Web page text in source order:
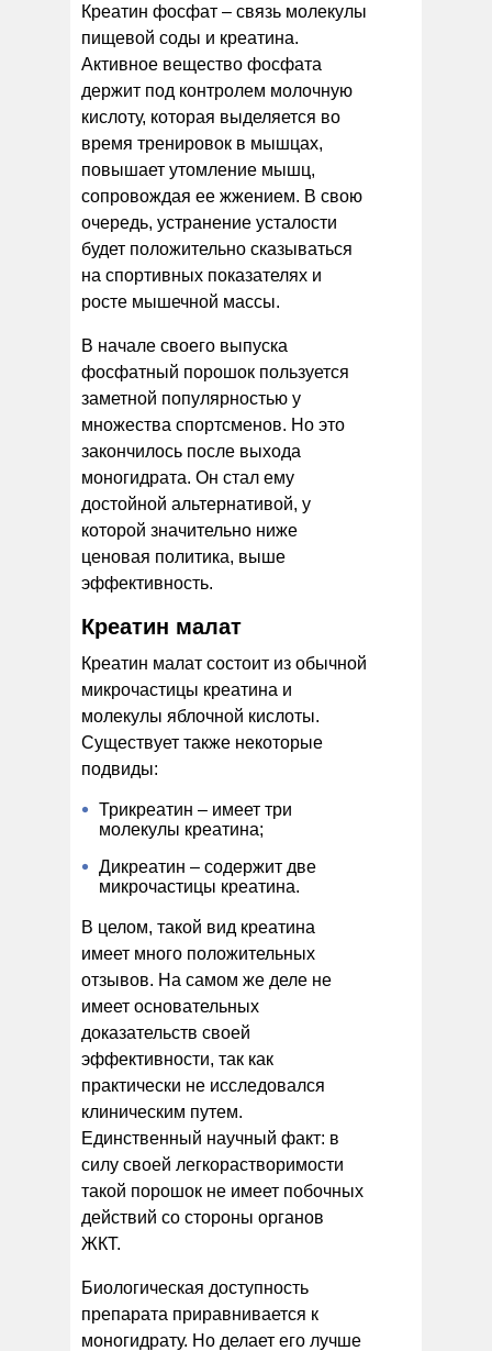
Креатин фосфат – связь молекулы
пищевой соды и креатина.
Активное вещество фосфата
держит под контролем молочную
кислоту, которая выделяется во
время тренировок в мышцах,
повышает утомление мышц,
сопровождая ее жжением. В свою
очередь, устранение усталости
будет положительно сказываться
на спортивных показателях и
росте мышечной массы.
В начале своего выпуска
фосфатный порошок пользуется
заметной популярностью у
множества спортсменов. Но это
закончилось после выхода
моногидрата. Он стал ему
достойной альтернативой, у
которой значительно ниже
ценовая политика, выше
эффективность.
Креатин малат
Креатин малат состоит из обычной
микрочастицы креатина и
молекулы яблочной кислоты.
Существует также некоторые
подвиды:
Трикреатин – имеет три
молекулы креатина;
Дикреатин – содержит две
микрочастицы креатина.
В целом, такой вид креатина
имеет много положительных
отзывов. На самом же деле не
имеет основательных
доказательств своей
эффективности, так как
практически не исследовался
клиническим путем.
Единственный научный факт: в
силу своей легкорастворимости
такой порошок не имеет побочных
действий со стороны органов
ЖКТ.
Биологическая доступность
препарата приравнивается к
моногидрату. Но делает его лучше